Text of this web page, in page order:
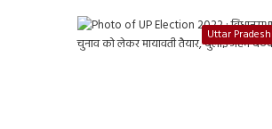
Uttar Pradesh